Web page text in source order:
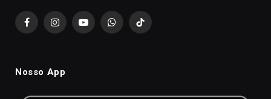
FacebookInstagramYouTubeWhatsAppTikTok
Nosso App